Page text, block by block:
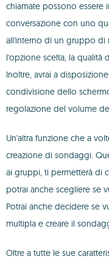
chiamate possono essere
conversazione con uno
all'interno di un gruppo di
l'opzione scelta, la
Inoltre, avrai a
condivisione dello
regolazione del volume
Un'altra funzione che a
creazione di sondaggi.
ai gruppi, ti permetterà di
potrai anche scegliere se
Potrai anche decidere se
multipla e creare il
Oltre a tutte le sue